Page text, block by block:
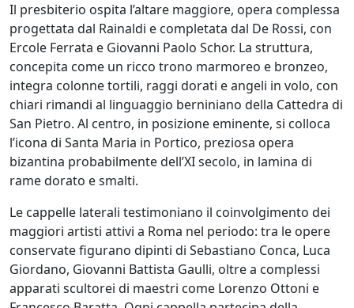
Il presbiterio ospita l’altare maggiore, opera complessa
progettata dal Rainaldi e completata dal De Rossi, con
Ercole Ferrata e Giovanni Paolo Schor. La struttura,
concepita come un ricco trono marmoreo e bronzeo,
integra colonne tortili, raggi dorati e angeli in volo, con
chiari rimandi al linguaggio berniniano della Cattedra di
San Pietro. Al centro, in posizione eminente, si colloca
l’icona di Santa Maria in Portico, preziosa opera
bizantina probabilmente dell’XI secolo, in lamina di
rame dorato e smalti.
Le cappelle laterali testimoniano il coinvolgimento dei
maggiori artisti attivi a Roma nel periodo: tra le opere
conservate figurano dipinti di Sebastiano Conca, Luca
Giordano, Giovanni Battista Gaulli, oltre a complessi
apparati scultorei di maestri come Lorenzo Ottoni e